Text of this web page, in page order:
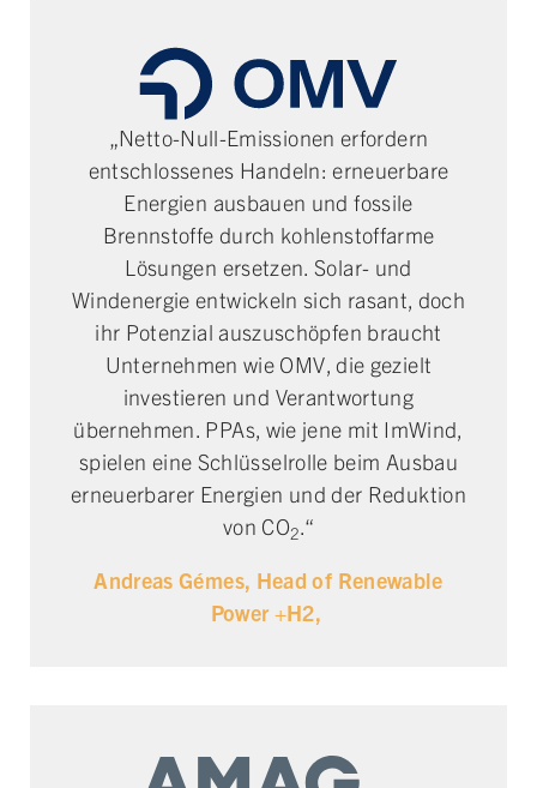
„Netto-Null-Emissionen erfordern
entschlossenes Handeln: erneuerbare
Energien ausbauen und fossile
Brennstoffe durch kohlenstoffarme
Lösungen ersetzen. Solar- und
Windenergie entwickeln sich rasant, doch
ihr Potenzial auszuschöpfen braucht
Unternehmen wie OMV, die gezielt
investieren und Verantwortung
übernehmen. PPAs, wie jene mit ImWind,
spielen eine Schlüsselrolle beim Ausbau
erneuerbarer Energien und der Reduktion
von CO2.“
Andreas Gémes, Head of Renewable
Power +H2,